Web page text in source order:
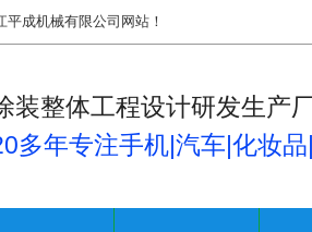
成机械有限公司网站！
装整体工程设计研发生产
多年专注手机|汽车|化妆